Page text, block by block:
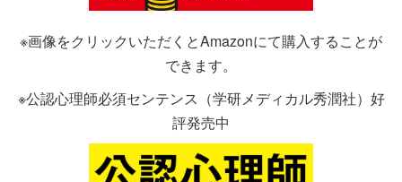
※画像をクリックいただくとAmazonにて購入することが
できます。
※公認心理師必須センテンス（学研メディカル秀潤社）好
評発売中